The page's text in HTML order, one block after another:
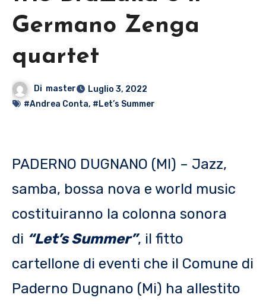
Germano Zenga
quartet
Di master
Luglio 3, 2022
#Andrea Conta, #Let’s Summer
PADERNO DUGNANO (MI) – Jazz,
samba, bossa nova e world music
costituiranno la colonna sonora
di “Let’s Summer”, il fitto
cartellone di eventi che il Comune di
Paderno Dugnano (Mi) ha allestito